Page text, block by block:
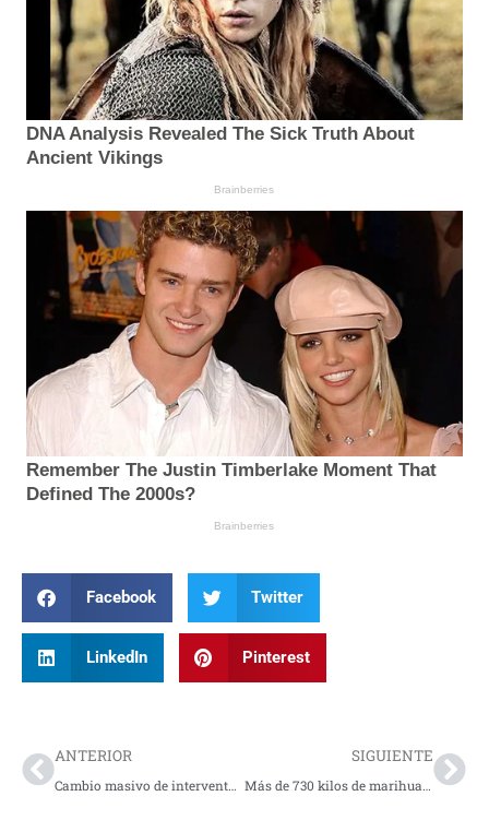
Facebook Twitter
LinkedIn Pinterest
ANTERIOR
Cambio masivo de interventores en EPS intervenidas reaviva preocupación por la crisis del sistema de salud
SIGUIENTE
Más de 730 kilos de marihuana fueron incautados en Nariño